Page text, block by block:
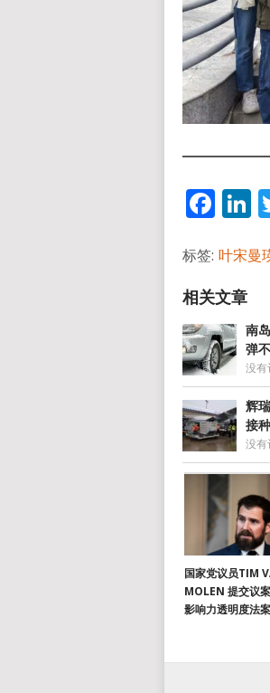
标签: 叶宋曼
南
弹
没有
辉
接
没有
国家党议员TIM
MOLEN 提交议
影响力透明度法案